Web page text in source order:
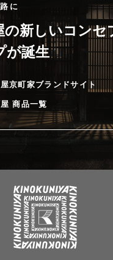
に
の新しいコンセ
が誕生
京町家ブランドサイト
商品一覧